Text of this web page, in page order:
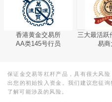
香港黄金交易所
AA类145号行员
三大最活跃
易商
保证金交易等杠杆产品，具有很大风
出您的初始投入资金。我们建议您征
了解可能涉及的风险。